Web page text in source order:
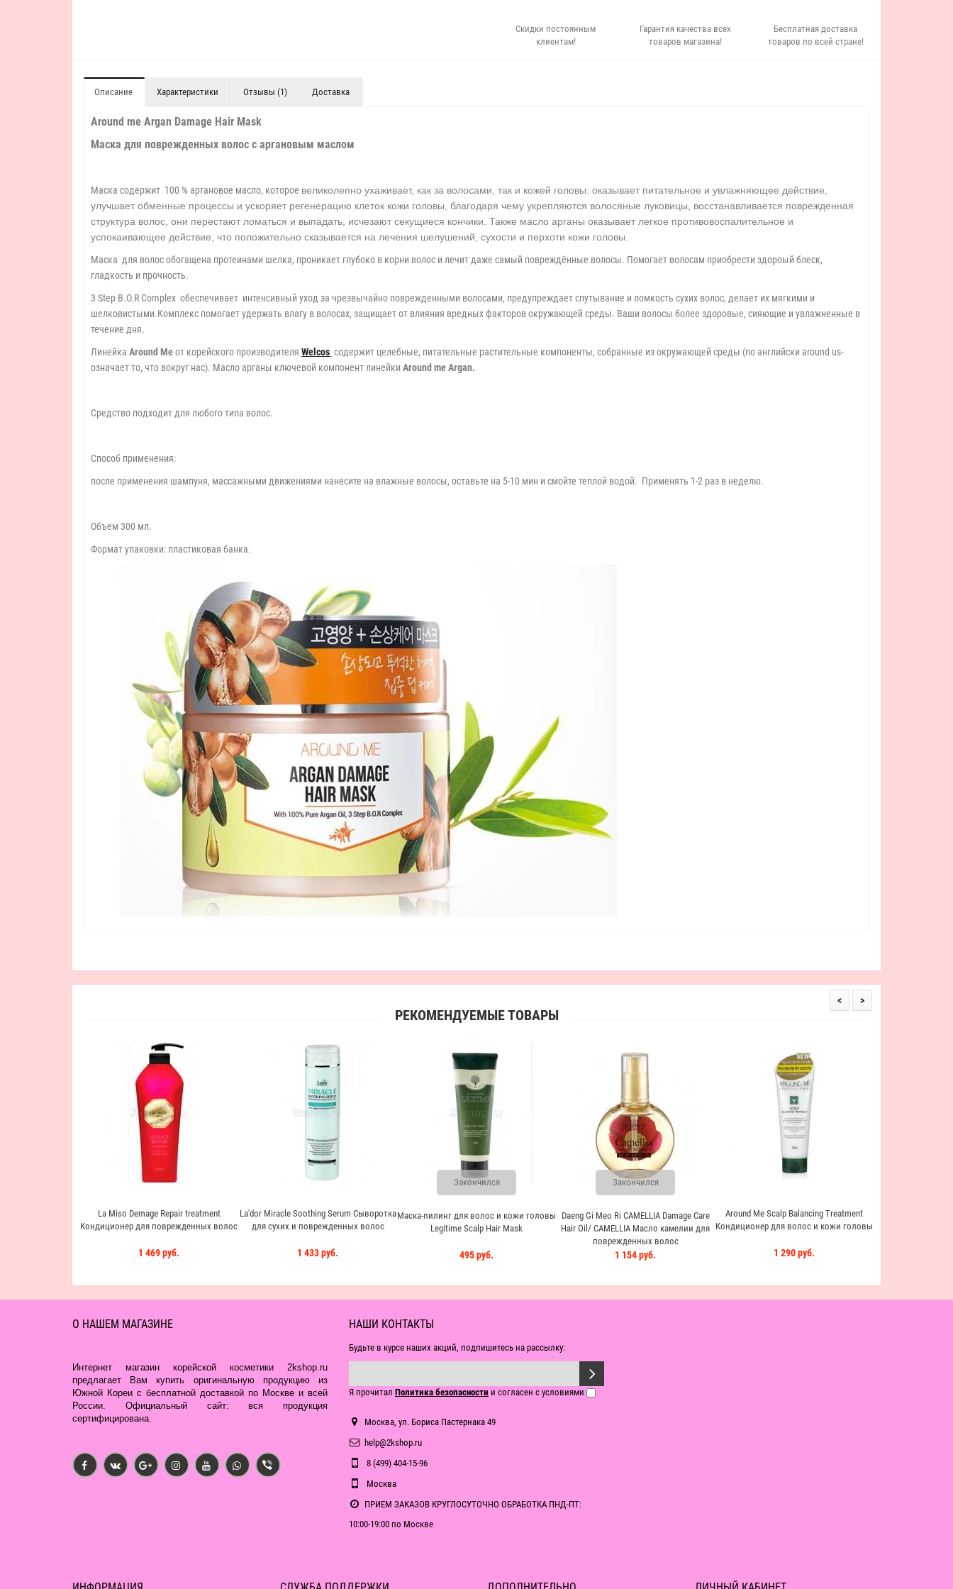
Скидки постоянным
клиентам!
Гарантия качества всех
товаров магазина!
Бесплатная доставка
товаров по всей стране!
Описание Характеристики Отзывы (1) Доставка
Around me Argan Damage Hair Mask
Маска для поврежденных волос с аргановым маслом
Маска содержит 100 % аргановое масло, которое великолепно ухаживает, как за волосами, так и кожей головы: оказывает питательное и увлажняющее действие,
улучшает обменные процессы и ускоряет регенерацию клеток кожи головы, благодаря чему укрепляются волосяные луковицы, восстанавливается поврежденная
структура волос, они перестают ломаться и выпадать, исчезают секущиеся кончики. Также масло арганы оказывает легкое противовоспалительное и
успокаивающее действие, что положительно сказывается на лечения шелушений, сухости и перхоти кожи головы.
Маска для волос обогащена протеинами шелка, проникает глубоко в корни волос и лечит даже самый повреждённые волосы. Помогает волосам приобрести здороый блеск,
гладкость и прочность.
3 Step B.O.R Complex обеспечивает интенсивный уход за чрезвычайно поврежденными волосами, предупреждает спутывание и ломкость сухих волос, делает их мягкими и
шелковистыми.Комплекс помогает удержать влагу в волосах, защищает от влияния вредных факторов окружающей среды. Ваши волосы более здоровые, сияющие и увлажненные в
течение дня.
Линейка Around Meот корейского производителя Welcos содержит целебные, питательные растительные компоненты, собранные из окружающей среды (по английски around us-
означает то, что вокруг нас). Масло арганы ключевой компонент линейки Around me Argan.
Средство подходит для любого типа волос.
Способ применения:
после применения шампуня, массажными движениями нанесите на влажные волосы, оставьте на 5-10 мин и смойте теплой водой. Применять 1-2 раз в неделю.
Объем 300 мл.
Формат упаковки: пластиковая банка.
РЕКОМЕНДУЕМЫЕ ТОВАРЫ
La Miso Demage Repair treatment
Кондиционер для поврежденных волос
1 469 руб.
La'dor Miracle Soothing Serum Сыворотка
для сухих и поврежденных волос
1 433 руб.
Закончился
Маска-пилинг для волос и кожи головы
Legitime Scalp Hair Mask
495 руб.
Закончился
Daeng Gi Meo Ri CAMELLIA Damage Care
Hair Oil/ CAMELLIA Масло камелии для
поврежденных волос
1 154 руб.
Around Me Scalp Balancing Treatment
Кондиционер для волос и кожи головы
1 290 руб.
< >
О НАШЕМ МАГАЗИНЕ
Интернет магазин корейской косметики 2kshop.ru
предлагает Вам купить оригинальную продукцию из
Южной Кореи с бесплатной доставкой по Москве и всей
России. Официальный сайт: вся продукция
сертифицирована.
НАШИ КОНТАКТЫ
Будьте в курсе наших акций, подпишитесь на рассылку:
Я прочитал Политика безопасности и согласен с условиями
Москва, ул. Бориса Пастернака 49
help@2kshop.ru
8 (499) 404-15-96
Москва
ПРИЕМ ЗАКАЗОВ КРУГЛОСУТОЧНО ОБРАБОТКА ПНД-ПТ:
10:00-19:00 по Москве